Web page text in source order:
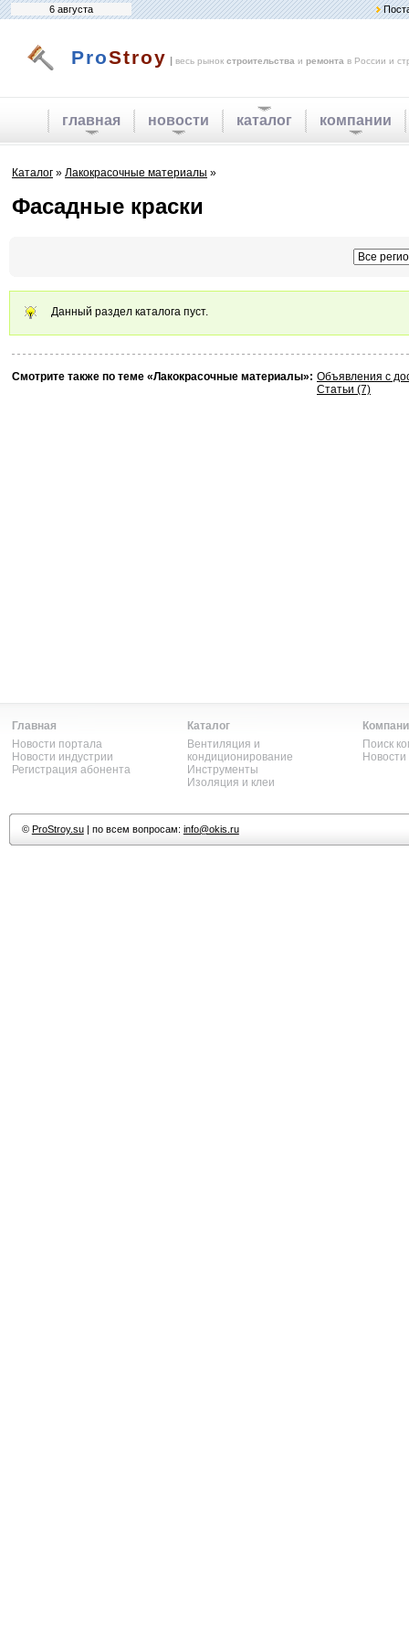
6 августа
ProStroy | весь рынок строительства и ремонта в России и
главная новости каталог компании
Каталог » Лакокрасочные материалы »
Фасадные краски
Данный раздел каталога пуст.
Смотрите также по теме «Лакокрасочные материалы»: Объявления с
Статьи (7)
Главная
Новости портала
Новости индустрии
Регистрация абонента
Каталог
Вентиляция и
кондиционирование
Инструменты
Изоляция и клеи
Поиск
© ProStroy.su| по всем вопросам: info@okis.ru